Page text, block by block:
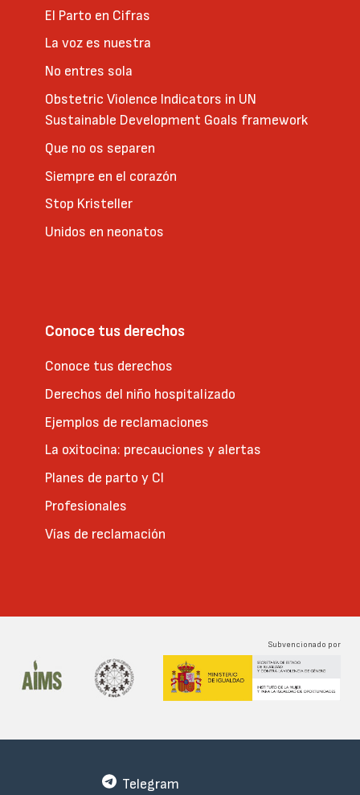
El Parto en Cifras
La voz es nuestra
No entres sola
Obstetric Violence Indicators in UN
Sustainable Development Goals framework
Que no os separen
Siempre en el corazón
Stop Kristeller
Unidos en neonatos
Conoce tus derechos
Conoce tus derechos
Derechos del niño hospitalizado
Ejemplos de reclamaciones
La oxitocina: precauciones y alertas
Planes de parto y CI
Profesionales
Vías de reclamación
Subvencionado por
Telegram